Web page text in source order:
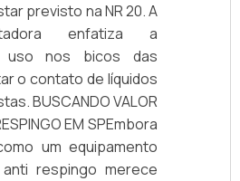
previsto na NR 20. A
enfatiza a
uso nos bicos das
o contato de líquidos
BUSCANDO VALOR
EM SPEmbora
um equipamento
respingo merece